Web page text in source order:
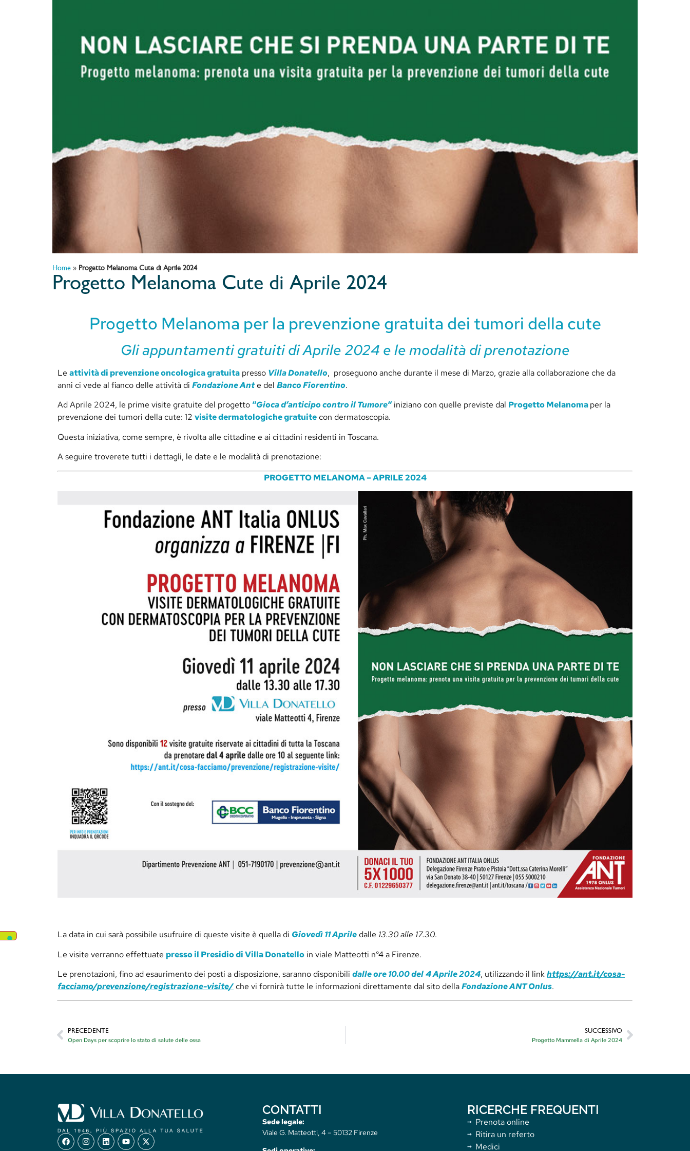
Home » Progetto Melanoma Cute di Aprile 2024
Progetto Melanoma Cute di Aprile 2024
Progetto Melanoma per la prevenzione gratuita dei tumori della cute
Gli appuntamenti gratuiti di Aprile 2024 e le modalità di prenotazione
Le attività di prevenzione oncologica gratuita presso Villa Donatello, proseguono anche durante il mese di Marzo, grazie alla collaborazione che da
anni ci vede al fianco delle attività di Fondazione Ante del Banco Fiorentino.
Ad Aprile 2024, le prime visite gratuite del progetto“Gioca d’anticipo contro il Tumore“ iniziano con quelle previste dal Progetto Melanomaper la
prevenzione dei tumori della cute: 12 visite dermatologiche gratuitecon dermatoscopia.
Questa iniziativa, come sempre, è rivolta alle cittadine e ai cittadini residenti in Toscana.
A seguire troverete tutti i dettagli, le date e le modalità di prenotazione:
PROGETTO MELANOMA – APRILE 2024
La data in cui sarà possibile usufruire di queste visite è quella di Giovedì 11 Apriledalle 13.30 alle 17.30.
Le visite verranno effettuate presso il Presidio di Villa Donatello in viale Matteotti n°4 a Firenze.
Le prenotazioni, fino ad esaurimento dei posti a disposizione, saranno disponibili dalle ore 10.00 del4 Aprile 2024, utilizzando il linkhttps://ant.it/cosa-
facciamo/prevenzione/registrazione-visite/che vi fornirà tutte le informazioni direttamente dal sito dellaFondazione ANT Onlus.
PRECEDENTE
Open Days per scoprire lo stato di salute delle ossa
SUCCESSIVO
Progetto Mammella di Aprile 2024
CONTATTI
Sede legale:
Viale G. Matteotti, 4 – 50132 Firenze
RICERCHE FREQUENTI
Prenota online
Ritira un referto
Medici